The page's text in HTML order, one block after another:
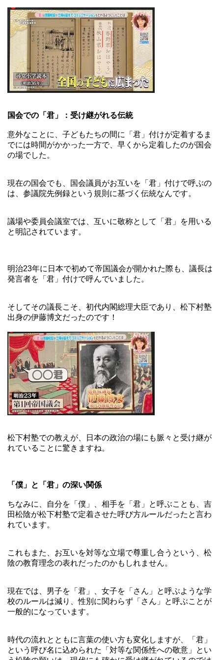
国会での「君」：受け継がれる伝統
意外なことに、子どもたちの間に「君」付けが定着するま
でには時間がかかった一方で、早くから定着したのが国会
の場でした。
現在の国会でも、国会議員がお互いを「君」付けで呼ぶの
は、参議院先例録という規則に基づく伝統なんです。
議場や委員会議室では、互いに敬称として「君」を用いる
と明記されています。
明治23年に日本で初めて帝国議会が開かれた際も、議長は
発言者を「君」付けで呼んでいました。
そしてその議長こそ、初代内閣総理大臣であり、松下村塾
出身の伊藤博文だったのです！
松下村塾での教えが、日本の政治の場にも脈々と受け継が
れていることに驚きますね。
「僕」と「君」の深い関係
ちなみに、自分を「僕」、相手を「君」と呼ぶことも、吉
田松陰が松下村塾で定着させた呼び方ルールだったと言わ
れています。
これもまた、お互いを対等な立場で尊重し合うという、松
陰の教育理念の表れだったのかもしれません。
現在では、男子を「君」、女子を「さん」と呼ぶような学
校のルールは減り、性別に関わらず「さん」と呼ぶことが
一般的になっています。
時代の流れとともに言葉の使い方も変化しますが、「君」
という呼び名に込められた「対等な関係性への敬意」とい